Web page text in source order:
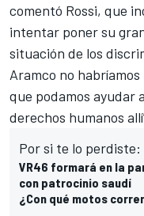
comentó Rossi, que
intentar poner su
situación de los
Aramco no
que podamos ayudar
derechos humanos
Por si te lo perdiste:
VR46 formará en la
con patrocinio saudí
¿Con qué motos